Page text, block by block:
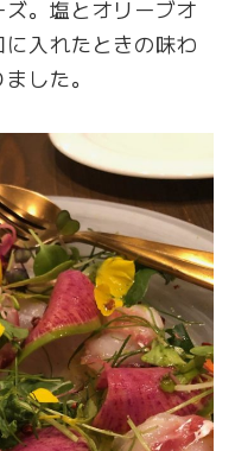
。塩とオリーブオ
入れたときの味わ
した。